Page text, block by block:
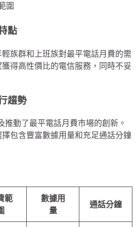
圍
點
族群和上班族對最平電話月費的需
得高性價比的電信服務，同時不妥
趨勢
推動了最平電話月費市場的創新。
包含豐富數據用量和充足通話分鐘
範
數據用
量
通話分鐘